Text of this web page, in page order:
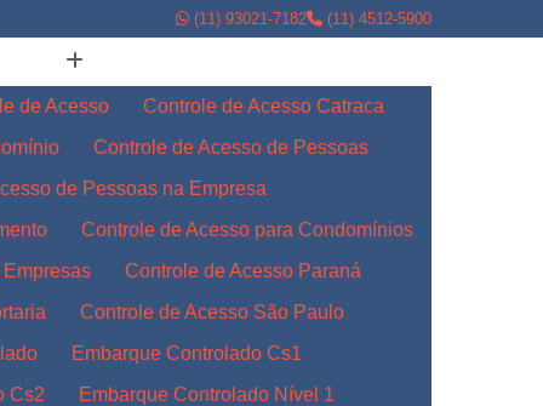
(11) 93021-7182 (11) 4512-5900
de Acesso
Controle de Acesso Catraca
Controle de Acesso de Pessoas
de Pessoas na Empresa
Controle de Acesso para Condomínios
Controle de Acesso Paraná
Controle de Acesso São Paulo
Embarque Controlado Cs1
Cs2
Embarque Controlado Nível 1